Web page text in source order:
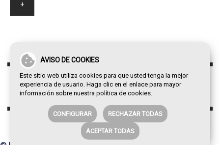
AVISO DE COOKIES
Este sitio web utiliza cookies para que usted tenga la mejor
experiencia de usuario. Haga clic en el enlace para mayor
información sobre nuestra política de cookies.
CONFIGURAR RECHAZAR TODAS
ACEPTAR TODAS
+